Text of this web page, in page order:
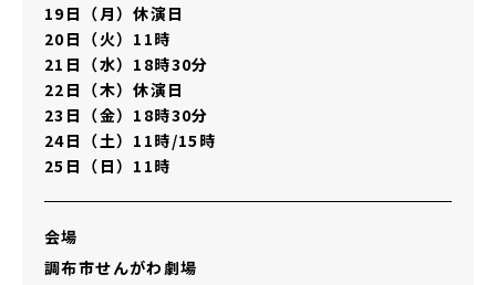
19日（月）休演日
20日（火）11時
21日（水）18時30分
22日（木）休演日
23日（金）18時30分
24日（土）11時/15時
25日（日）11時
会場
調布市せんがわ劇場